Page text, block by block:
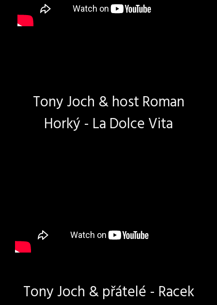
Tony Joch & host Roman
Horký - La Dolce Vita
Tony Joch & přátelé - Racek